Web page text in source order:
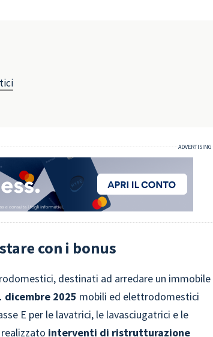
con i bonus
destinati ad arredare un immobile
2025 mobili ed elettrodomestici
E per le lavatrici, le lavasciugatrici e le
interventi di ristrutturazione